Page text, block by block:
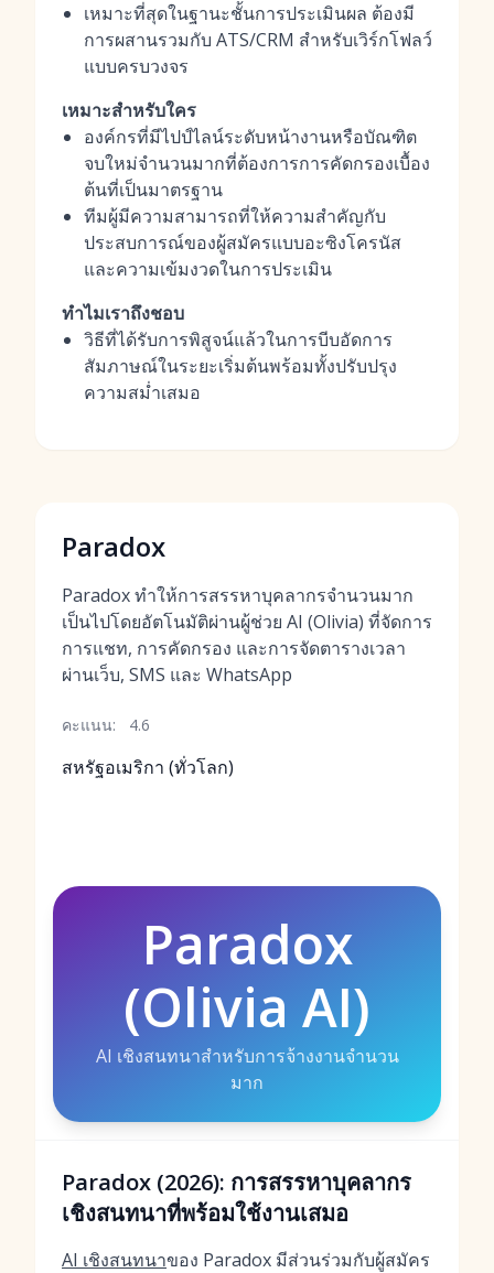
เหมาะที่สุดในฐานะชั้นการประเมินผล ต้องมี
การผสานรวมกับ ATS/CRM สำหรับเวิร์กโฟลว์
แบบครบวงจร
เหมาะสำหรับใคร
องค์กรที่มีไปป์ไลน์ระดับหน้างานหรือบัณฑิต
จบใหม่จำนวนมากที่ต้องการการคัดกรองเบื้อง
ต้นที่เป็นมาตรฐาน
ทีมผู้มีความสามารถที่ให้ความสำคัญกับ
ประสบการณ์ของผู้สมัครแบบอะซิงโครนัส
และความเข้มงวดในการประเมิน
ทำไมเราถึงชอบ
วิธีที่ได้รับการพิสูจน์แล้วในการบีบอัดการ
สัมภาษณ์ในระยะเริ่มต้นพร้อมทั้งปรับปรุง
ความสม่ำเสมอ
Paradox
Paradox ทำให้การสรรหาบุคลากรจำนวนมาก
เป็นไปโดยอัตโนมัติผ่านผู้ช่วย AI (Olivia) ที่จัดการ
การแชท, การคัดกรอง และการจัดตารางเวลา
ผ่านเว็บ, SMS และ WhatsApp
คะแนน: 4.6
สหรัฐอเมริกา (ทั่วโลก)
Paradox
(Olivia AI)
AI เชิงสนทนาสำหรับการจ้างงานจำนวน
มาก
Paradox (2026): การสรรหาบุคลากร
เชิงสนทนาที่พร้อมใช้งานเสมอ
AI เชิงสนทนาของ Paradox มีส่วนร่วมกับผู้สมัคร